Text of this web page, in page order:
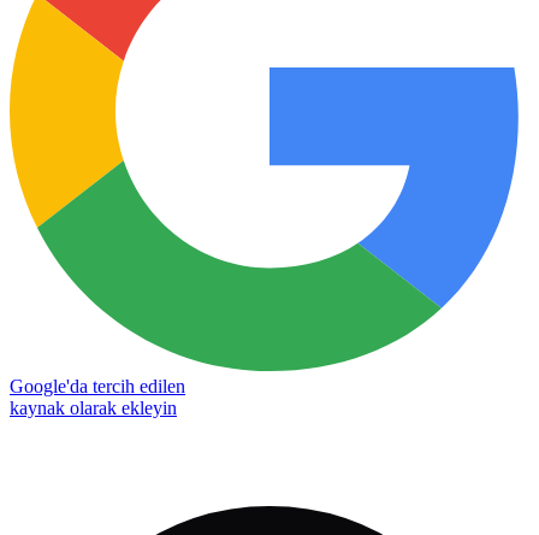
Google'da tercih edilen
kaynak olarak ekleyin